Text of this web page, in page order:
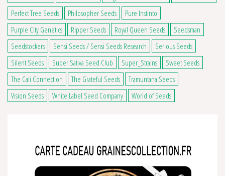
Perfect Tree Seeds
Philosopher Seeds
Pure Instinto
Purple City Genetics
Ripper Seeds Royal Queen Seeds
Seedsman
Seedstockers
Sensi Seeds / Sensi Seeds Research
Serious Seeds
Silent Seeds
Super Sativa Seed Club Super_Strains
Sweet Seeds
The Cali Connection
The Grateful Seeds
Tramuntana Seeds
Vision Seeds
White Label Seed Company World of Seeds